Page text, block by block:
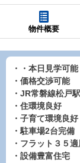
物件概要
・・本日見学可能
・価格交渉可能
・JR常磐線松戸
・住環境良好
・子育て環境良好
・駐車場2台完備
・フラット３５
・設備豊富住宅